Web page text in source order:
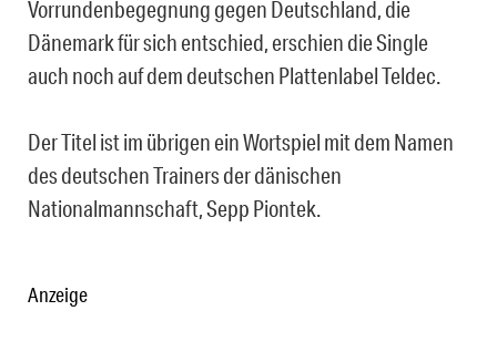
Vorrundenbegegnung gegen Deutschland, die
Dänemark für sich entschied, erschien die Single
auch noch auf dem deutschen Plattenlabel Teldec.
Der Titel ist im übrigen ein Wortspiel mit dem Namen
des deutschen Trainers der dänischen
Nationalmannschaft, Sepp Piontek.
Anzeige